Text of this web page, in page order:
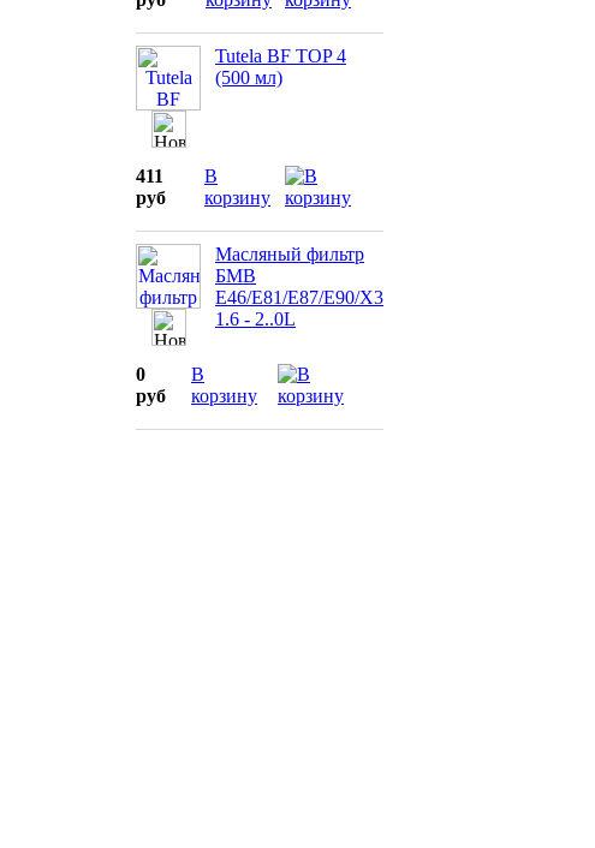
Tutela BF TOP 4
(500 мл)
411
руб
В
корзину
Масляный фильтр
БМВ
E46/E81/E87/E90/X3
1.6 - 2..0L
0
руб
В
корзину